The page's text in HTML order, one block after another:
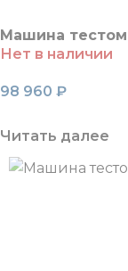
Машина
Нет в наличии
98 960 ₽
Читать далее